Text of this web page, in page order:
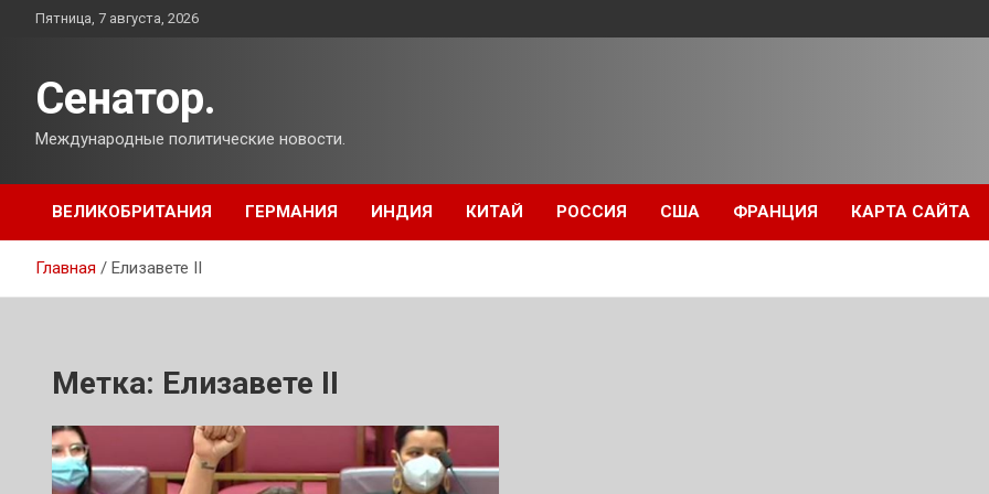
ПерейтиПятница, 7 августа, 2026
Сенатор.
Международные политические новости.
ВЕЛИКОБРИТАНИЯ ГЕРМАНИЯ ИНДИЯ КИТАЙ РОССИЯ США ФРАНЦИЯ КАРТА САЙТА
Главная Елизавете II
Метка: Елизавете II